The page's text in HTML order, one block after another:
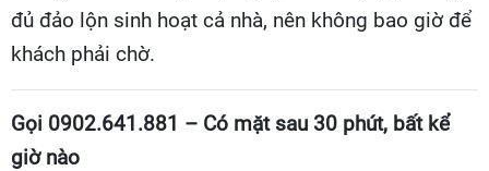
đủ đảo lộn sinh hoạt cả nhà, nên không bao giờ để
khách phải chờ.
Gọi 0902.641.881 – Có mặt sau 30 phút, bất kể
giờ nào